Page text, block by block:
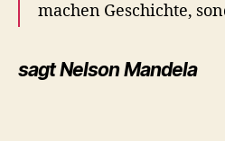
machen Geschichte,
sagtNelson Mandela